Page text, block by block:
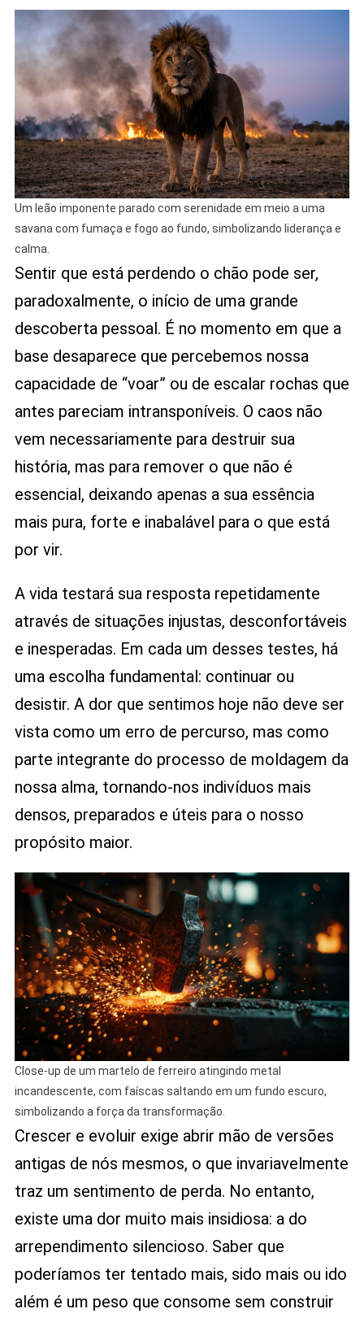
Um leão imponente parado com serenidade em meio a uma
savana com fumaça e fogo ao fundo, simbolizando liderança e
calma.
Sentir que está perdendo o chão pode ser,
paradoxalmente, o início de uma grande
descoberta pessoal. É no momento em que a
base desaparece que percebemos nossa
capacidade de “voar” ou de escalar rochas que
antes pareciam intransponíveis. O caos não
vem necessariamente para destruir sua
história, mas para remover o que não é
essencial, deixando apenas a sua essência
mais pura, forte e inabalável para o que está
por vir.
A vida testará sua resposta repetidamente
através de situações injustas, desconfortáveis
e inesperadas. Em cada um desses testes, há
uma escolha fundamental: continuar ou
desistir. A dor que sentimos hoje não deve ser
vista como um erro de percurso, mas como
parte integrante do processo de moldagem da
nossa alma, tornando-nos indivíduos mais
densos, preparados e úteis para o nosso
propósito maior.
Close-up de um martelo de ferreiro atingindo metal
incandescente, com faíscas saltando em um fundo escuro,
simbolizando a força da transformação.
Crescer e evoluir exige abrir mão de versões
antigas de nós mesmos, o que invariavelmente
traz um sentimento de perda. No entanto,
existe uma dor muito mais insidiosa: a do
arrependimento silencioso. Saber que
poderíamos ter tentado mais, sido mais ou ido
além é um peso que consome sem construir